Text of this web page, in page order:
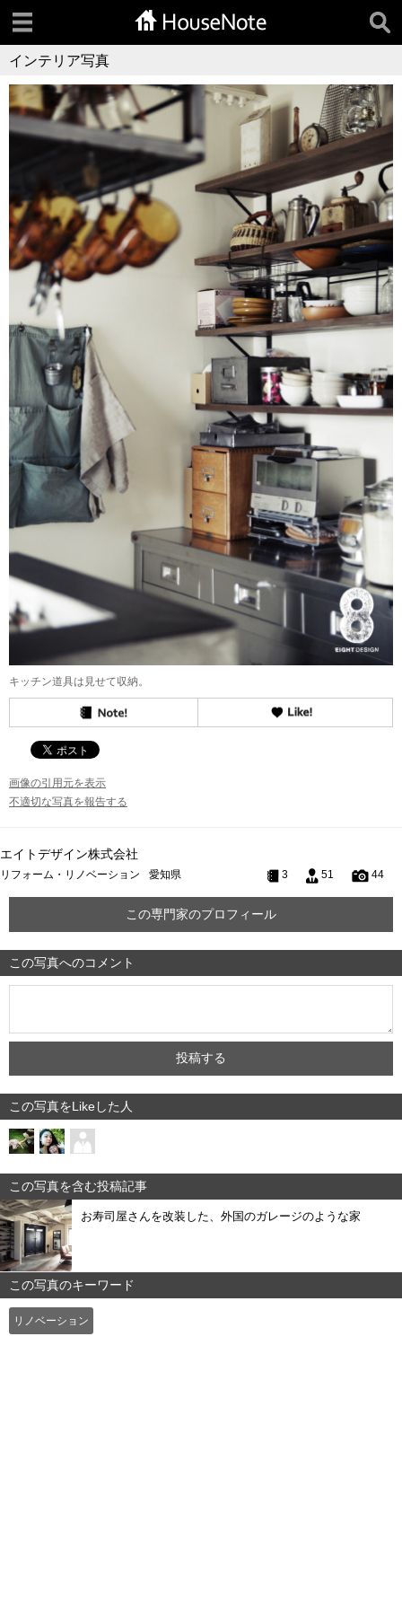
インテリア写真
キッチン道具は見せて収納。
画像の引用元を表示
不適切な写真を報告する
エイトデザイン株式会社
リフォーム・リノベーション 愛知県 3 51 44
この専門家のプロフィール
この写真へのコメント
この写真をLikeした人
この写真を含む投稿記事
お寿司屋さんを改装した、外国のガレージのような家
この写真のキーワード
リノベーション